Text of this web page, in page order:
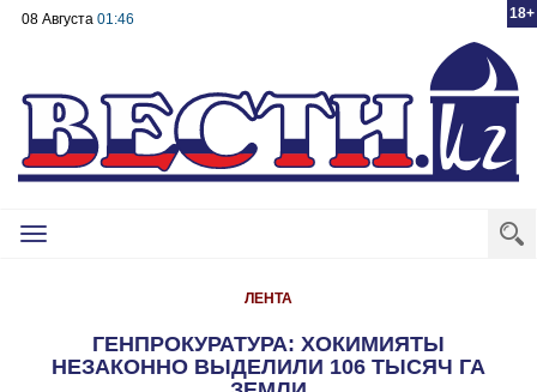
18+
08 Августа 01:46
Toggle
ЛЕНТА
ГЕНПРОКУРАТУРА: ХОКИМИЯТЫ
НЕЗАКОННО ВЫДЕЛИЛИ 106 ТЫСЯЧ ГА